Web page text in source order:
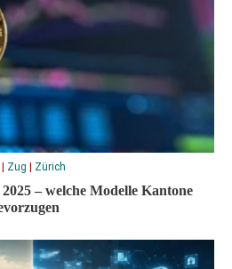
Zug Zürich
– welche Modelle Kantone